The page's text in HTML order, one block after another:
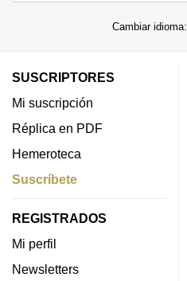
Cambiar idioma:
SUSCRIPTORES
Mi suscripción
Réplica en PDF
Hemeroteca
Suscríbete
REGISTRADOS
Mi perfil
Newsletters